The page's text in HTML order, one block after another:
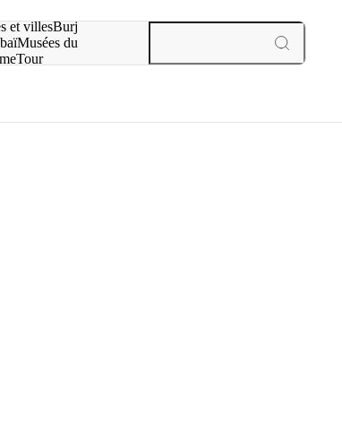
et villesBurj
Musées du
Tour